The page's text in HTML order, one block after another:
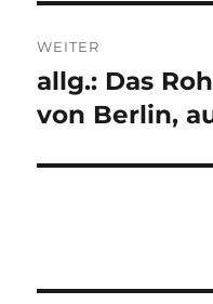
WEITER
Nächster
Beitrag:
allg.: Das
von Berlin,